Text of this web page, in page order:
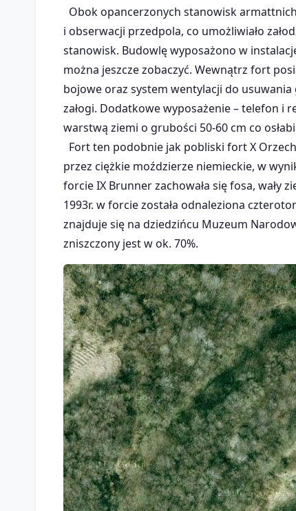
Obok opancerzonych stanowisk
i obserwacji przedpola, co umożliwiało
stanowisk. Budowlę wyposażono w
można jeszcze zobaczyć. Wewnątrz fort
bojowe oraz system wentylacji do
załogi. Dodatkowe wyposażenie – telefon
warstwą ziemi o grubości 50-60 cm co
Fort ten podobnie jak pobliski fort X
przez ciężkie moździerze niemieckie, w
forcie IX Brunner zachowała się fosa,
1993r. w forcie została odnaleziona
znajduje się na dziedzińcu Muzeum
zniszczony jest w ok. 70%.